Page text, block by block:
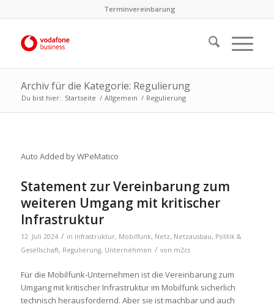
Terminvereinbarung
Archiv für die Kategorie: Regulierung
Du bist hier: Startseite / Allgemein / Regulierung
Auto Added by WPeMatico
Statement zur Vereinbarung zum
weiteren Umgang mit kritischer
Infrastruktur
12. Juli 2024 / in Infrastruktur, Mobilfunk, Netz, Netzausbau, Politik &
Gesellschaft, Regulierung, Unternehmen / von m2cs
Für die Mobilfunk-Unternehmen ist die Vereinbarung zum
Umgang mit kritischer Infrastruktur im Mobilfunk sicherlich
technisch herausfordernd. Aber sie ist machbar und auch